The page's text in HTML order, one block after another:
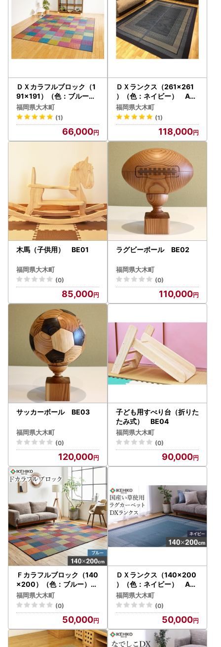
ＤＸカラフルブロック（1
91×191）（色：ブルー）
AA086
福岡県大木町
(1)
66,000
ＤＸランクス（261×261
）（色：ネイビー） AA1
92
福岡県大木町
(1)
118,000
木馬（子供用） BE01
福岡県大木町
(0)
85,000
ラグビーボール BE02
福岡県大木町
(0)
110,000
サッカーボール BE03
福岡県大木町
(0)
120,000
子ども用すべり台（折りた
たみ式） BE04
福岡県大木町
(0)
90,000
Ｆカラフルブロック（140
×200）（色：ブルー）
AA070
福岡県大木町
(0)
50,000
ＤＸランクス（140×200
）（色：ネイビー） AA
091
福岡県大木町
(0)
50,000